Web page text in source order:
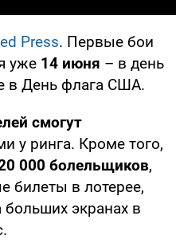
Press. Первые бои
уже 14 июня – в день
в День флага США.
смогут
у ринга. Кроме того,
000 болельщиков,
билеты в лотерее,
больших экранах в